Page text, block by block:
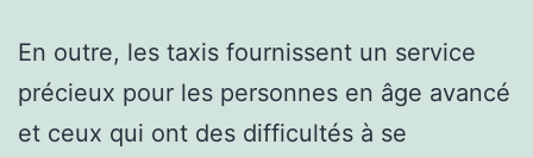
En outre, les taxis fournissent un service
précieux pour les personnes en âge avancé
et ceux qui ont des difficultés à se